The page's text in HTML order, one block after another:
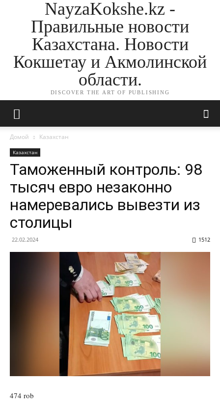
NayzaKokshe.kz -
Правильные новости
Казахстана. Новости
Кокшетау и Акмолинской
области.
DISCOVER THE ART OF PUBLISHING
Домой Казахстан
Казахстан
Таможенный контроль: 98
тысяч евро незаконно
намеревались вывезти из
столицы
22.02.2024 1512
474 rob